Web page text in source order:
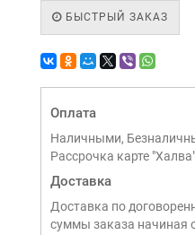
БЫСТРЫЙ ЗАКАЗ
Оплата
Наличными,
Рассрочка карте
Доставка
Доставка по
суммы заказа начиная